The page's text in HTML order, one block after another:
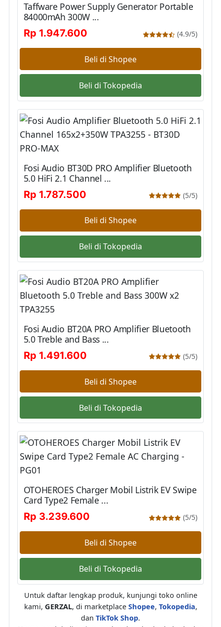
Taffware Power Supply Generator Portable
84000mAh 300W ...
Rp 1.947.600
(4.9/5)
Beli di Shopee
Beli di Tokopedia
Fosi Audio BT30D PRO Amplifier Bluetooth
5.0 HiFi 2.1 Channel ...
Rp 1.787.500
(5/5)
Beli di Shopee
Beli di Tokopedia
Fosi Audio BT20A PRO Amplifier Bluetooth
5.0 Treble and Bass ...
Rp 1.491.600
(5/5)
Beli di Shopee
Beli di Tokopedia
OTOHEROES Charger Mobil Listrik EV Swipe
Card Type2 Female ...
Rp 3.239.600
(5/5)
Beli di Shopee
Beli di Tokopedia
Untuk daftar lengkap produk, kunjungi toko online
kami, GERZAL, di marketplace Shopee, Tokopedia,
dan TikTok Shop.